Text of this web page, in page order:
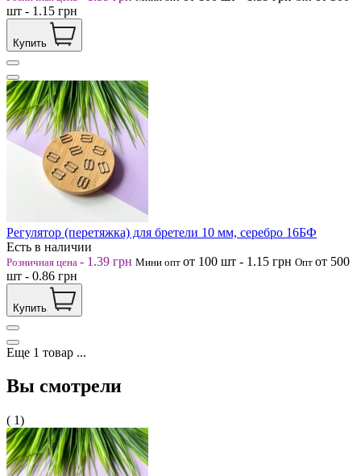
шт - 1.15 грн
Купить
Регулятор (перетяжка) для бретели 10 мм, серебро 16БФ
Есть в наличии
Розничная цена - 1.39 грн Мини опт от 100 шт - 1.15 грн Опт от 500
шт - 0.86 грн
Купить
Еще 1 товар ...
Вы смотрели
( 1)